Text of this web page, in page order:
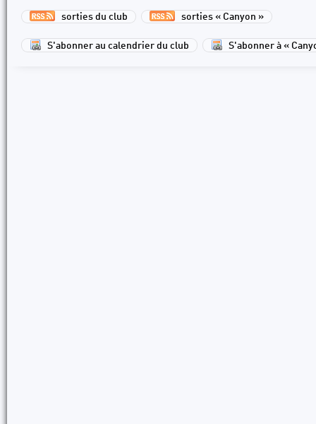
sorties du club sorties « Canyon »
S'abonner au calendrier du club S'abonner à «